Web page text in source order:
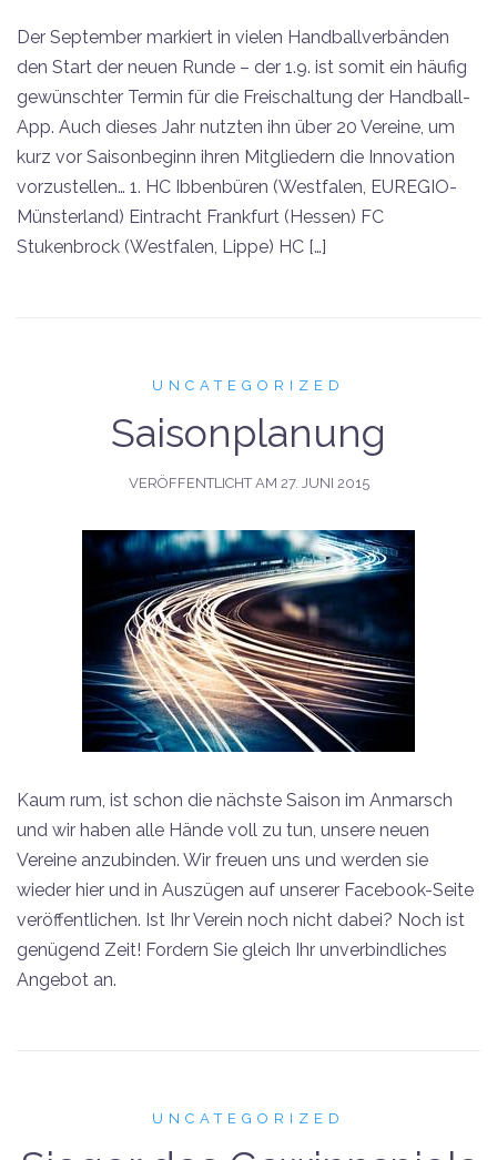
Der September markiert in vielen Handballverbänden
den Start der neuen Runde – der 1.9. ist somit ein häufig
gewünschter Termin für die Freischaltung der Handball-
App. Auch dieses Jahr nutzten ihn über 20 Vereine, um
kurz vor Saisonbeginn ihren Mitgliedern die Innovation
vorzustellen… 1. HC Ibbenbüren (Westfalen, EUREGIO-
Münsterland) Eintracht Frankfurt (Hessen) FC
Stukenbrock (Westfalen, Lippe) HC […]
UNCATEGORIZED
Saisonplanung
VERÖFFENTLICHT AM 27. JUNI 2015
Kaum rum, ist schon die nächste Saison im Anmarsch
und wir haben alle Hände voll zu tun, unsere neuen
Vereine anzubinden. Wir freuen uns und werden sie
wieder hier und in Auszügen auf unserer Facebook-Seite
veröffentlichen. Ist Ihr Verein noch nicht dabei? Noch ist
genügend Zeit! Fordern Sie gleich Ihr unverbindliches
Angebot an.
UNCATEGORIZED